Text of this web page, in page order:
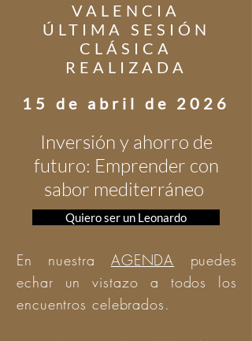
VALENCIA
ÚLTIMA SESIÓN
CLÁSICA
REALIZADA
15 de abril de 2026
Inversión y ahorro de
futuro: Emprender con
sabor mediterráneo
Quiero ser un Leonardo
En nuestra AGENDA puedes
echar un vistazo a todos los
encuentros celebrados.